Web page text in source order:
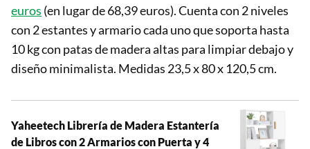
euros (en lugar de 68,39 euros). Cuenta con 2 niveles
con 2 estantes y armario cada uno que soporta hasta
10 kg con patas de madera altas para limpiar debajo y
diseño minimalista. Medidas 23,5 x 80 x 120,5 cm.
Yaheetech Librería de Madera Estantería
de Libros con 2 Armarios con Puerta y 4